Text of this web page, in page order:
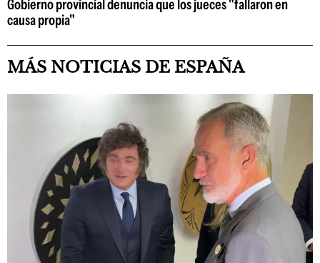
Gobierno provincial denuncia que los jueces "fallaron en
causa propia"
MÁS NOTICIAS DE ESPAÑA